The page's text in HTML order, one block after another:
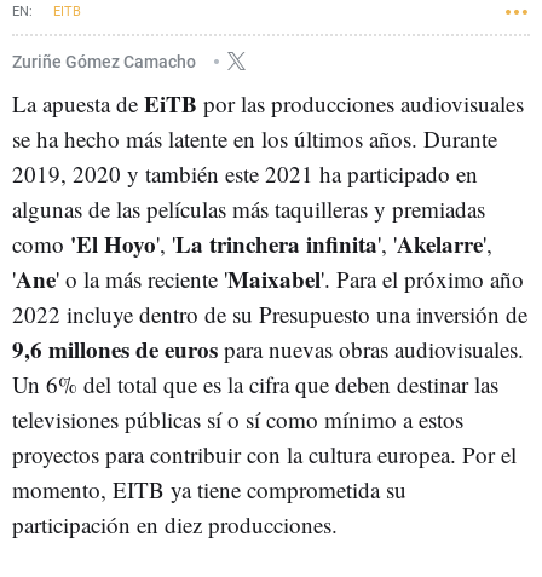
EITB
Zuriñe Gómez Camacho
La apuesta de EiTB por las producciones audiovisuales
se ha hecho más latente en los últimos años. Durante
2019, 2020 y también este 2021 ha participado en
algunas de las películas más taquilleras y premiadas
como 'El Hoyo', 'La trinchera infinita', 'Akelarre',
'Ane' o la más reciente 'Maixabel'. Para el próximo año
2022 incluye dentro de su Presupuesto una inversión de
9,6 millones de euros para nuevas obras audiovisuales.
Un 6% del total que es la cifra que deben destinar las
televisiones públicas sí o sí como mínimo a estos
proyectos para contribuir con la cultura europea. Por el
momento, EITB ya tiene comprometida su
participación en diez producciones.